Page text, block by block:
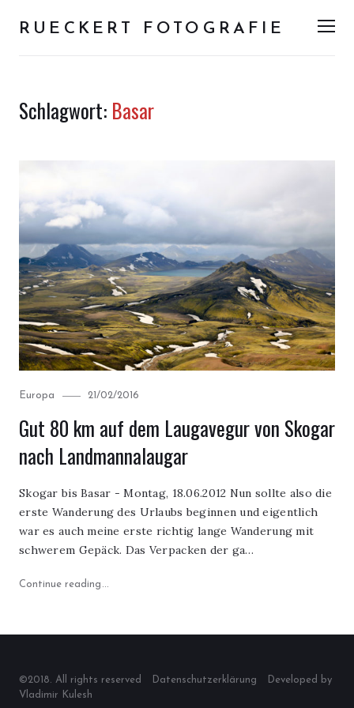
RUECKERT FOTOGRAFIE
Schlagwort: Basar
Category
Europa
Posted
21/02/2016
Gut 80 km auf dem Laugavegur von Skogar
nach Landmannalaugar
Skogar bis Basar - Montag, 18.06.2012 Nun sollte also die
erste Wanderung des Urlaubs beginnen und eigentlich
war es auch meine erste richtig lange Wanderung mit
schwerem Gepäck. Das Verpacken der ga…
Continue reading
©2018. All rights reserved Datenschutzerklärung
Developed by
Vladimir Kulesh